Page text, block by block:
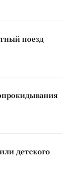
поезд
детского